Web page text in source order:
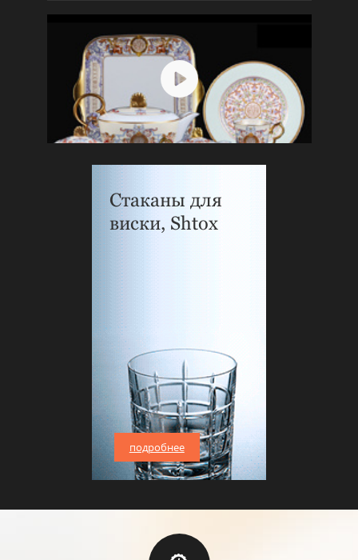
Стаканы для
виски, Shtox
подробнее